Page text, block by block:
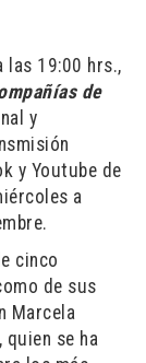
las 19:00 hrs.,
de
y
y Youtube de
a
cinco
de sus
Marcela
quien se ha